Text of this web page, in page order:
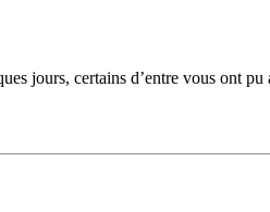
jours, certains d’entre vous ont